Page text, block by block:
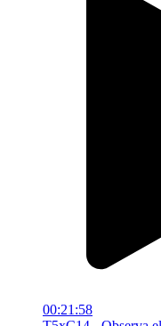
00:21:58